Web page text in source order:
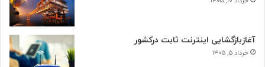
آغازبازگشایی اینترنت ثابت درکشور
خرداد ۵, ۱۴۰۵